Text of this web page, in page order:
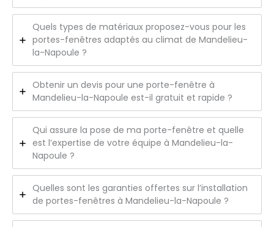
Quels types de matériaux proposez-vous pour les
portes-fenêtres adaptés au climat de Mandelieu-
la-Napoule ?
Obtenir un devis pour une porte-fenêtre à
Mandelieu-la-Napoule est-il gratuit et rapide ?
Qui assure la pose de ma porte-fenêtre et quelle
est l’expertise de votre équipe à Mandelieu-la-
Napoule ?
Quelles sont les garanties offertes sur l’installation
de portes-fenêtres à Mandelieu-la-Napoule ?